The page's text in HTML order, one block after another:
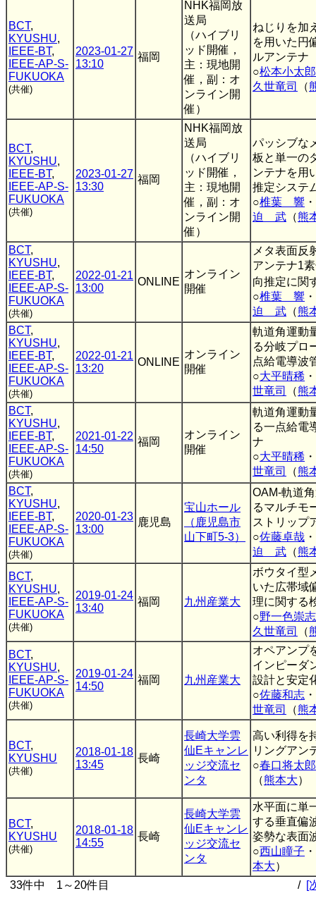
BCT,
KYUSHU,
IEEE-BT,
IEEE-AP-S-
FUKUOKA
(共催)
2023-01-27
13:10
福岡
NHK福岡放
送局
（ハイブリ
ッド開催，
主：現地開
催，副：オ
ンライン開
催）
ねじりを加
を用いた円
ルアンテナ
○松本小太郎
久世竜司
（
BCT,
KYUSHU,
IEEE-BT,
IEEE-AP-S-
FUKUOKA
(共催)
2023-01-27
13:30
福岡
NHK福岡放
送局
（ハイブリ
ッド開催，
主：現地開
催，副：オ
ンライン開
催）
パッシブな
板と単一の
ンテナを用
推定システ
○椎葉 響 ・
迫 武 （熊
BCT,
KYUSHU,
IEEE-BT,
IEEE-AP-S-
FUKUOKA
(共催)
2022-01-21
13:00
ONLINE
オンライン
開催
メタ表面反
アンテナ1
向推定に
○椎葉 響 ・
迫 武 （熊
BCT,
KYUSHU,
IEEE-BT,
IEEE-AP-S-
FUKUOKA
(共催)
2022-01-21
13:20
ONLINE
オンライン
開催
軌道角運動
る分岐プロ
点給電導波
○大平晴稀 ・
世竜司
（熊
BCT,
KYUSHU,
IEEE-BT,
IEEE-AP-S-
FUKUOKA
(共催)
2021-01-22
14:50
福岡
オンライン
開催
軌道角運動
る一点給電
ナ
○大平晴稀 ・
世竜司
（熊
BCT,
KYUSHU,
IEEE-BT,
IEEE-AP-S-
FUKUOKA
(共催)
2020-01-23
13:00
鹿児島
宝山ホール
（鹿児島市
山下町5-3）
OAM-軌道
るマルチモ
ストリップ
○佐藤卓哉 ・
迫 武 （熊
BCT,
KYUSHU,
IEEE-AP-S-
FUKUOKA
(共催)
2019-01-24
13:40
福岡 九州産業大
ボウタイ型
いた広帯域
理に関する
○野一色崇志
久世竜司
（
BCT,
KYUSHU,
IEEE-AP-S-
FUKUOKA
(共催)
2019-01-24
14:50
福岡 九州産業大
オペアンプ
インピーダ
設計と安定
○佐藤和志 ・
世竜司
（熊
BCT,
KYUSHU
(共催)
2018-01-18
13:45
長崎
長崎大学雲
仙Eキャンレ
ッジ交流セ
ンタ
高い利得を
リングアン
○春口将太郎
（熊本大）
BCT,
KYUSHU
(共催)
2018-01-18
14:55
長崎
長崎大学雲
仙Eキャンレ
ッジ交流セ
ンタ
水平面に単
する垂直偏
姿勢な表面
○西山瞳子 ・
本大）
33件中 1～20件目
/ [